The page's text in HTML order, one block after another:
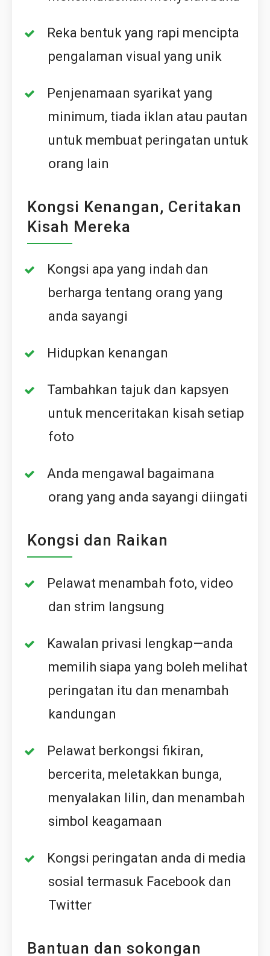
Reka bentuk yang rapi mencipta
pengalaman visual yang unik
Penjenamaan syarikat yang
minimum, tiada iklan atau pautan
untuk membuat peringatan untuk
orang lain
Kongsi Kenangan, Ceritakan
Kisah Mereka
Kongsi apa yang indah dan
berharga tentang orang yang
anda sayangi
Hidupkan kenangan
Tambahkan tajuk dan kapsyen
untuk menceritakan kisah setiap
foto
Anda mengawal bagaimana
orang yang anda sayangi diingati
Kongsi dan Raikan
Pelawat menambah foto, video
dan strim langsung
Kawalan privasi lengkap—anda
memilih siapa yang boleh melihat
peringatan itu dan menambah
kandungan
Pelawat berkongsi fikiran,
bercerita, meletakkan bunga,
menyalakan lilin, dan menambah
simbol keagamaan
Kongsi peringatan anda di media
sosial termasuk Facebook dan
Twitter
Bantuan dan sokongan